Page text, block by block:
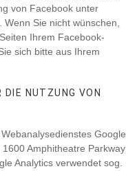
von Facebook unter
. Wenn Sie nicht wünschen,
Ihrem Facebook-
sich bitte aus Ihrem
DIE NUTZUNG VON
Google
Amphitheatre Parkway
Analytics verwendet sog.